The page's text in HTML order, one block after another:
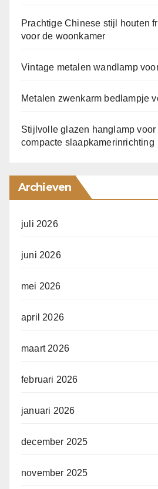
Prachtige Chinese stijl houten
voor de woonkamer
Vintage metalen wandlamp
Metalen zwenkarm bedlampje
Stijlvolle glazen hanglamp voor
compacte slaapkamerinrichting
Archieven
juli 2026
juni 2026
mei 2026
april 2026
maart 2026
februari 2026
januari 2026
december 2025
november 2025